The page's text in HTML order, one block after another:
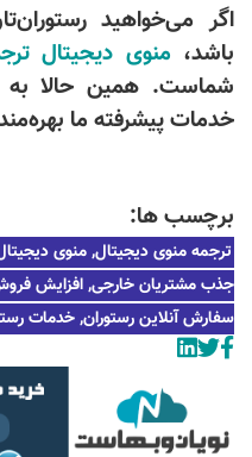
اگر می‌خواهید
باشد، منوی دیجیتال
شماست. همین حالا به
خدمات پیشرفته ما
برچسب ها:
ترجمه منوی دیجیتال, منوی
جذب مشتریان خارجی, افزایش
سفارش آنلاین رستوران, خدمات